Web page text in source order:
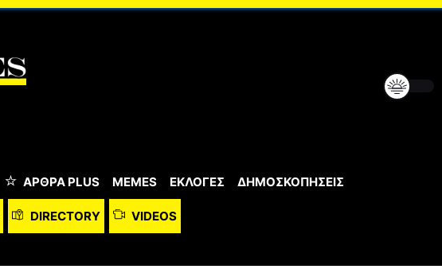
ΆΡΘΡΑ PLUS MEMES ΕΚΛΟΓΕΣ ΔΗΜΟΣΚΟΠΗΣΕΙΣ
DIRECTORY VIDEOS